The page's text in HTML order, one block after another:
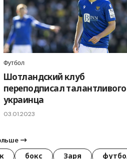
Футбол
Шотландский клуб
переподписал талантливого
украинца
03.01.2023
бокс Заря